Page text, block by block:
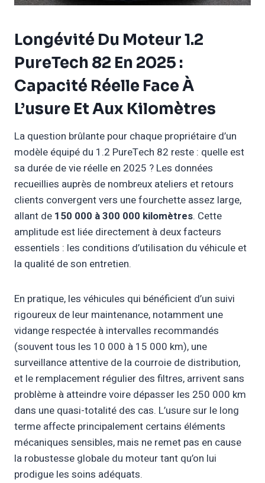
Longévité Du Moteur 1.2
PureTech 82 En 2025 :
Capacité Réelle Face À
L’usure Et Aux Kilomètres
La question brûlante pour chaque propriétaire d’un
modèle équipé du 1.2 PureTech 82 reste : quelle est
sa durée de vie réelle en 2025 ? Les données
recueillies auprès de nombreux ateliers et retours
clients convergent vers une fourchette assez large,
allant de 150 000 à 300 000 kilomètres. Cette
amplitude est liée directement à deux facteurs
essentiels : les conditions d’utilisation du véhicule et
la qualité de son entretien.
En pratique, les véhicules qui bénéficient d’un suivi
rigoureux de leur maintenance, notamment une
vidange respectée à intervalles recommandés
(souvent tous les 10 000 à 15 000 km), une
surveillance attentive de la courroie de distribution,
et le remplacement régulier des filtres, arrivent sans
problème à atteindre voire dépasser les 250 000 km
dans une quasi-totalité des cas. L’usure sur le long
terme affecte principalement certains éléments
mécaniques sensibles, mais ne remet pas en cause
la robustesse globale du moteur tant qu’on lui
prodigue les soins adéquats.